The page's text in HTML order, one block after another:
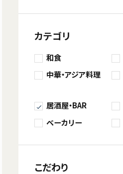
カテゴリ
和食
中華・アジア料理
居酒屋・BAR
ベーカリー
こだわり